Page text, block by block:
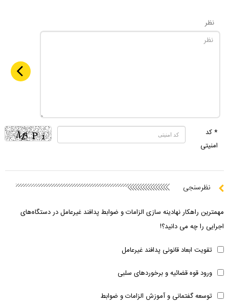
نظر
* کد
امنیتی
نظرسنجی
مهمترین راهکار نهادینه سازی الزامات و ضوابط پدافند غیرعامل در دستگاه‌های
اجرایی را چه می دانید؟!
تقویت ابعاد قانونی پدافند غیرعامل
ورود قوه قضائیه و برخوردهای سلبی
توسعه گفتمانی و آموزش الزامات و ضوابط